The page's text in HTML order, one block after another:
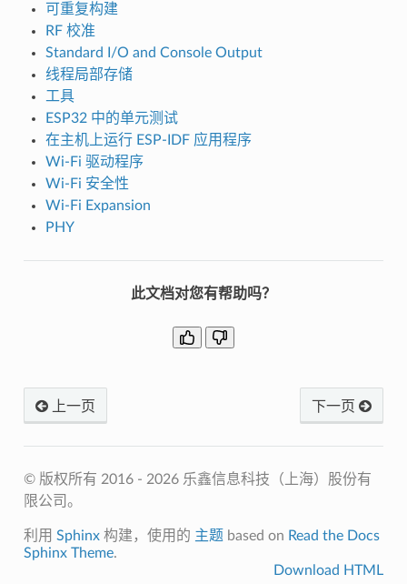
可重复构建
RF 校准
Standard I/O and Console Output
线程局部存储
工具
ESP32 中的单元测试
在主机上运行 ESP-IDF 应用程序
Wi-Fi 驱动程序
Wi-Fi 安全性
Wi-Fi Expansion
PHY
此文档对您有帮助吗？
上一页 下一页
© 版权所有 2016 - 2026 乐鑫信息科技（上海）股份有
限公司。
利用 Sphinx构建，使用的 主题 based on Read the Docs
Sphinx Theme.
Download HTML